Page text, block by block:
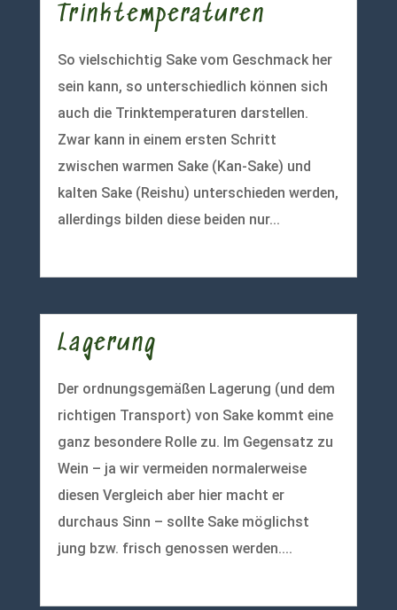
Trinktemperaturen
So vielschichtig Sake vom Geschmack her
sein kann, so unterschiedlich können sich
auch die Trinktemperaturen darstellen.
Zwar kann in einem ersten Schritt
zwischen warmen Sake (Kan-Sake) und
kalten Sake (Reishu) unterschieden werden,
allerdings bilden diese beiden nur...
Lagerung
Der ordnungsgemäßen Lagerung (und dem
richtigen Transport) von Sake kommt eine
ganz besondere Rolle zu. Im Gegensatz zu
Wein – ja wir vermeiden normalerweise
diesen Vergleich aber hier macht er
durchaus Sinn – sollte Sake möglichst
jung bzw. frisch genossen werden....